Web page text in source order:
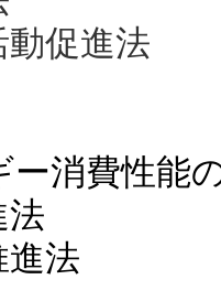
促進法
ー消費性能
法
進法